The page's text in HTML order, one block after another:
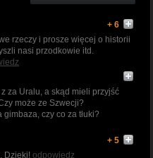
+ 6
rzeczy i prosze więcej o historii
nasi przodkowie itd.
za Uralu, a skąd mieli przyjść
może ze Szwecji?
czy co za tłuki?
+ 5
Dzięki! odpowiedz